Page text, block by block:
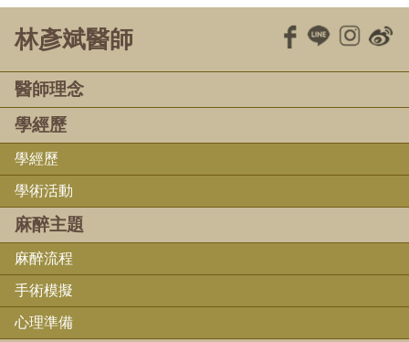
林彥斌醫師
醫師理念
學經歷
學經歷
學術活動
麻醉主題
麻醉流程
手術模擬
心理準備